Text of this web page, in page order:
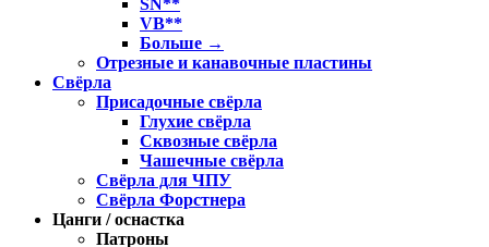
SN**
VB**
Больше →
Отрезные и канавочные пластины
Свёрла
Присадочные свёрла
Глухие свёрла
Сквозные свёрла
Чашечные свёрла
Свёрла для ЧПУ
Свёрла Форстнера
Цанги / оснастка
Патроны